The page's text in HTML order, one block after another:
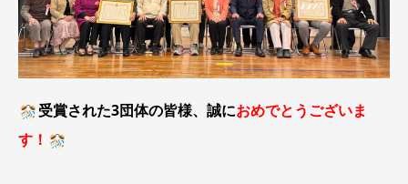
受賞された3団体の皆様、誠におめでとうございま
す！